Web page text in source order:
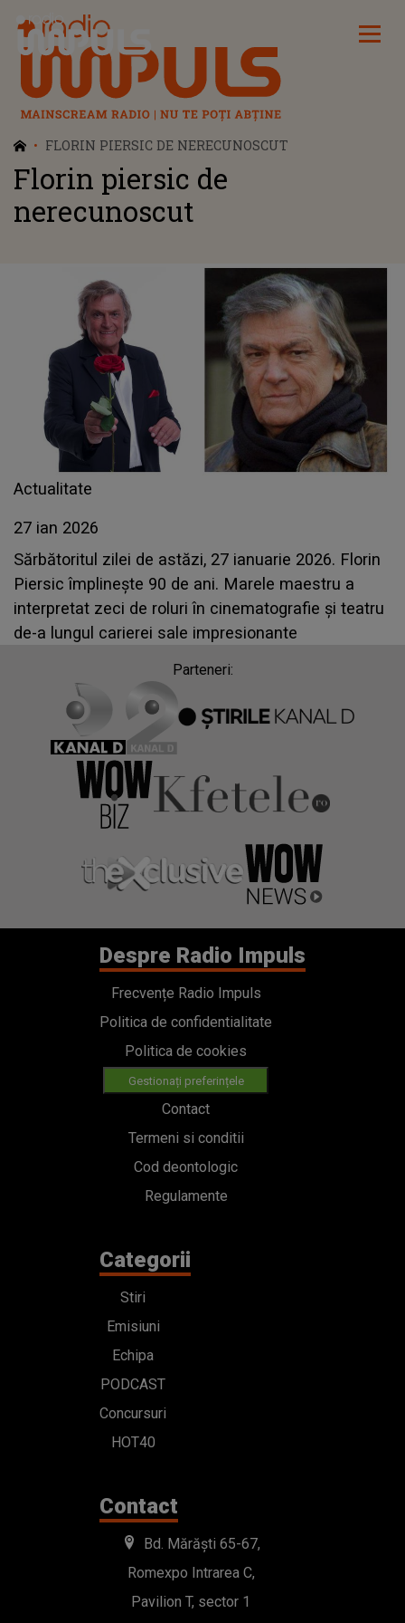
Radio Impuls
FLORIN PIERSIC DE NERECUNOSCUT
Florin piersic de
nerecunoscut
Actualitate
27 ian 2026
Sărbătoritul zilei de astăzi, 27 ianuarie 2026. Florin
Piersic împlinește 90 de ani. Marele maestru a
interpretat zeci de roluri în cinematografie şi teatru
de-a lungul carierei sale impresionante
Parteneri:
Despre Radio Impuls
Frecvențe Radio Impuls
Politica de confidentialitate
Politica de cookies
Gestionați preferințele
Contact
Termeni si conditii
Cod deontologic
Regulamente
Categorii
Stiri
Emisiuni
Echipa
PODCAST
Concursuri
HOT40
Contact
Bd. Mărăști 65-67,
Romexpo Intrarea C,
Pavilion T, sector 1